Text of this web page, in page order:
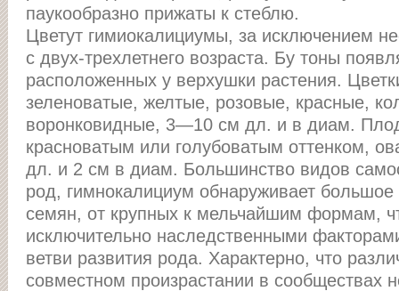
паукообразно прижаты к стеблю.
Цветут гимиокалициумы, за исключением
с двух-трехлетнего возраста. Бу тоны
расположенных у верхушки растения.
зеленоватые, желтые, розовые, красные,
воронковидные, 3—10 см дл. и в диам.
красноватым или голубоватым оттенком,
дл. и 2 см в диам. Большинство видов
род, гимнокалициум обнаруживает большое
семян, от крупных к мельчайшим формам,
исключительно наследственными
ветви развития рода. Характерно, что
совместном произрастании в сообществах